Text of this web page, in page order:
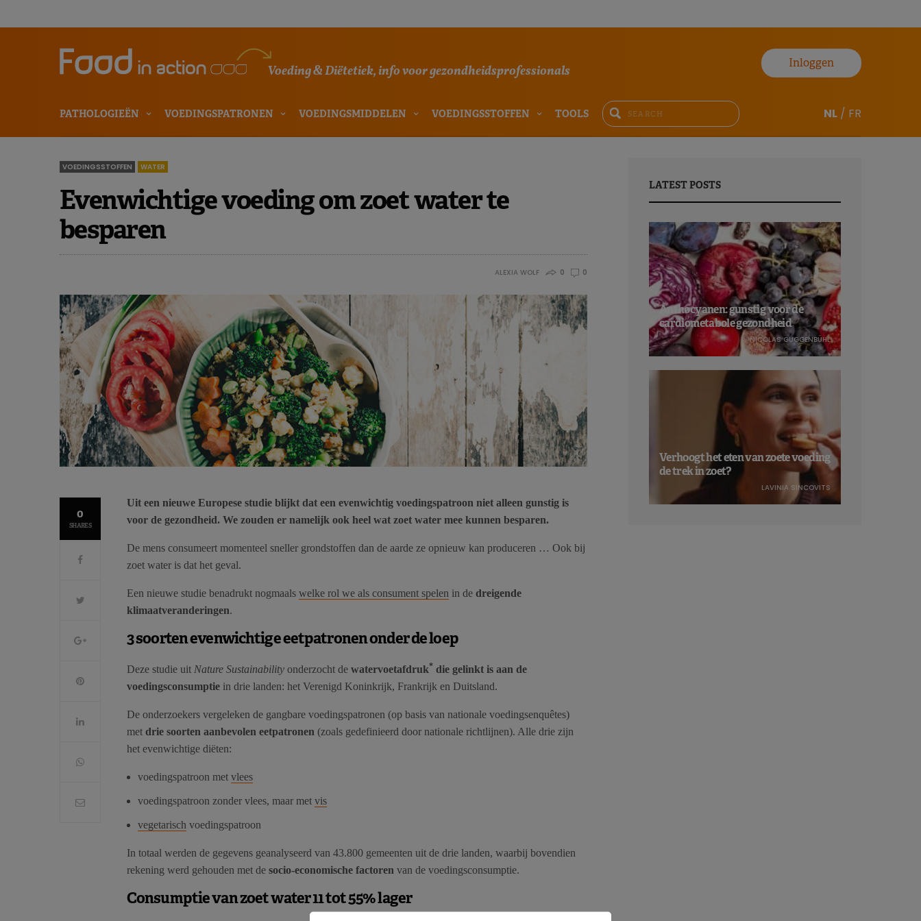
Voeding & Diëtetiek, info voor gezondheidsprofessionals
Inloggen
PATHOLOGIEËN VOEDINGSPATRONEN VOEDINGSMIDDELEN VOEDINGSSTOFFEN TOOLS NL / FR
VOEDINGSSTOFFEN WATER
Evenwichtige voeding om zoet water te
besparen
ALEXIA WOLF 0 0
0
SHARES
Uit een nieuwe Europese studie blijkt dat een evenwichtig voedingspatroon niet alleen gunstig is
voor de gezondheid. We zouden er namelijk ook heel wat zoet water mee kunnen besparen.
De mens consumeert momenteel sneller grondstoffen dan de aarde ze opnieuw kan produceren … Ook bij
zoet water is dat het geval.
Een nieuwe studie benadrukt nogmaals welke rol we als consument spelen in de dreigende
klimaatveranderingen.
3 soorten evenwichtige eetpatronen onder de loep
Deze studie uit Nature Sustainability onderzocht de watervoetafdruk* die gelinkt is aan de
voedingsconsumptie in drie landen: het Verenigd Koninkrijk, Frankrijk en Duitsland.
De onderzoekers vergeleken de gangbare voedingspatronen (op basis van nationale voedingsenquêtes)
met drie soorten aanbevolen eetpatronen (zoals gedefinieerd door nationale richtlijnen). Alle drie zijn
het evenwichtige diëten:
voedingspatroon met vlees
voedingspatroon zonder vlees, maar met vis
vegetarisch voedingspatroon
In totaal werden de gegevens geanalyseerd van 43.800 gemeenten uit de drie landen, waarbij bovendien
rekening werd gehouden met de socio-economische factoren van de voedingsconsumptie.
Consumptie van zoet water 11 tot 55% lager
LATEST POSTS
Anthocyanen: gunstig voor de
cardiometabole gezondheid
NICOLAS GUGGENBÜHL
Verhoogt het eten van zoete voeding
de trek in zoet?
LAVINIA SINCOVITS